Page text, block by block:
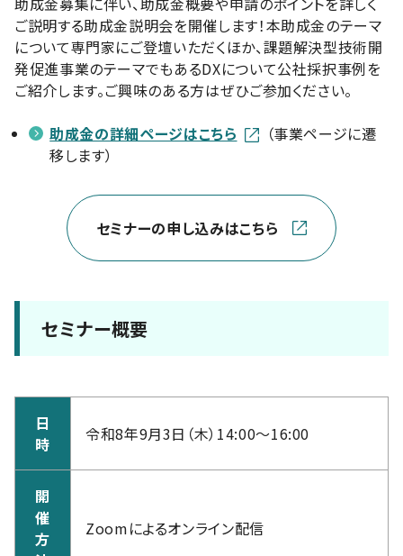
ご説明する助成金説明会を開催します！本助成金のテーマ
について専門家にご登壇いただくほか、課題解決型技術開
発促進事業のテーマでもあるDXについて公社採択事例を
ご紹介します。ご興味のある方はぜひご参加ください。
助成金の詳細ページはこちら
（事業ページに遷
移します）
セミナーの申し込みはこちら
セミナー概要
日
時
令和8年9月3日（木）14:00～16:00
開
催
方
Zoomによるオンライン配信